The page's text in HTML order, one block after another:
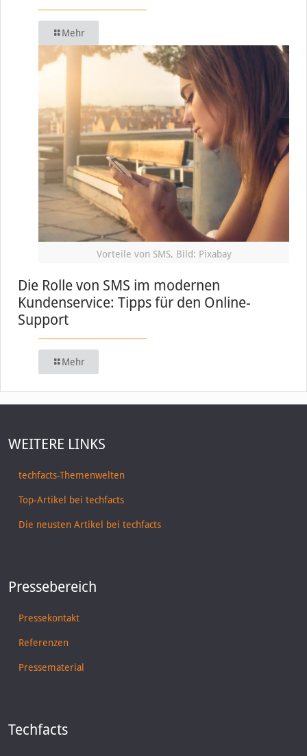
Mehr
Vorteile von SMS, Bild: Pixabay
Die Rolle von SMS im modernen
Kundenservice: Tipps für den Online-
Support
Mehr
WEITERE LINKS
techfacts-Themenwelten
Top-Artikel bei techfacts
Die neusten Artikel bei techfacts
Pressebereich
Pressekontakt
Referenzen
Pressematerial
Techfacts